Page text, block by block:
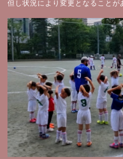
但し状況により変更となることが